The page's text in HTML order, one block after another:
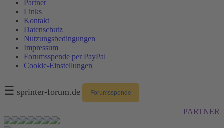
Partner
Links
Kontakt
Datenschutz
Nutzungsbedingungen
Impressum
Forumsspende per PayPal
Cookie-Einstellungen
☰ sprinter-forum.de Forumsspende
PARTNER